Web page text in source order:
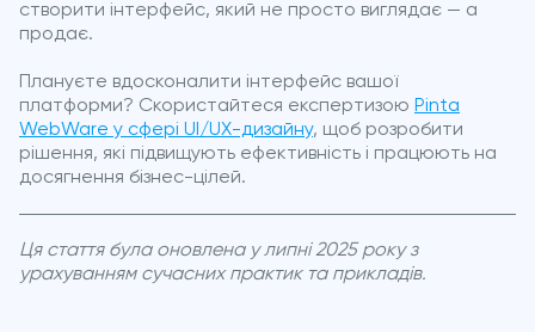
створити інтерфейс, який не просто виглядає — а
продає.
Плануєте вдосконалити інтерфейс вашої
платформи? Скористайтеся експертизою Pinta
WebWare у сфері UI/UX-дизайну, щоб розробити
рішення, які підвищують ефективність і працюють на
досягнення бізнес-цілей.
Ця стаття була оновлена у липні 2025 року з
урахуванням сучасних практик та прикладів.